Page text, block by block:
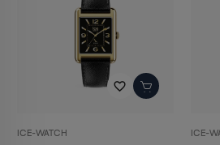
favorite_border
ICE-WATCH ICE-